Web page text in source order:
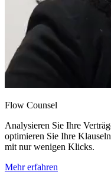
Flow Counsel
Analysieren Sie Ihre
optimieren Sie Ihre
mit nur wenigen Klicks.
Mehr erfahren